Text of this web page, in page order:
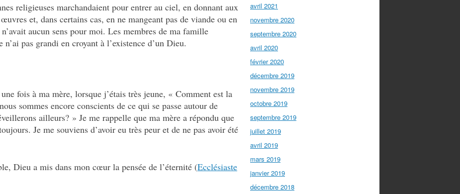
religieuses marchandaient pour entrer au ciel, en donnant aux
et, dans certains cas, en ne mangeant pas de viande ou en
n’avait aucun sens pour moi. Les membres de ma famille
pas grandi en croyant à l’existence d’un Dieu.
fois à ma mère, lorsque j’étais très jeune, « Comment est la
sommes encore conscients de ce qui se passe autour de
ailleurs? » Je me rappelle que ma mère a répondu que
Je me souviens d’avoir eu très peur et de ne pas avoir été
Dieu a mis dans mon cœur la pensée de l’éternité (Ecclésiaste
avril 2021
novembre 2020
septembre 2020
avril 2020
février 2020
décembre 2019
novembre 2019
octobre 2019
septembre 2019
juillet 2019
avril 2019
mars 2019
janvier 2019
décembre 2018